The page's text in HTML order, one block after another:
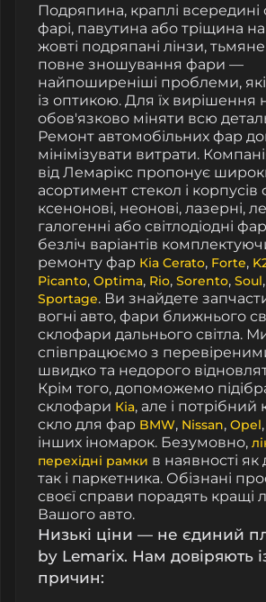
Подряпина, краплі всередині
фарі, павутина або тріщина
жовті подряпані лінзи, тьмяне
повне зношування фари —
найпоширеніші проблеми,
із оптикою. Для їх вирішення
обов'язково міняти всю
Ремонт автомобільних фар
мінімізувати витрати.
від Лемарікс пропонує
асортимент стекол і корпусів
ксенонові, неонові, лазерні,
галогенні або світлодіодні
безліч варіантів
ремонту фар Кіа Cerato, Forte,
Picanto, Optima, Rio, Sorento, Soul,
Sportage. Ви знайдете
вогні авто, фари ближнього
склофари дальнього світла.
співпрацюємо з
швидко та недорого
Крім того, допоможемо
склофари Кіа, але і потрібний
скло для фар BMW, Nissan, Opel,
інших іномарок. Безумовно,
перехідні рамки в наявності як
так і паркетника. Обізнані
своєї справи порадять кращі
Вашого авто.
Низькі ціни — не єдиний
by Lemarix. Нам довіряють
причин: